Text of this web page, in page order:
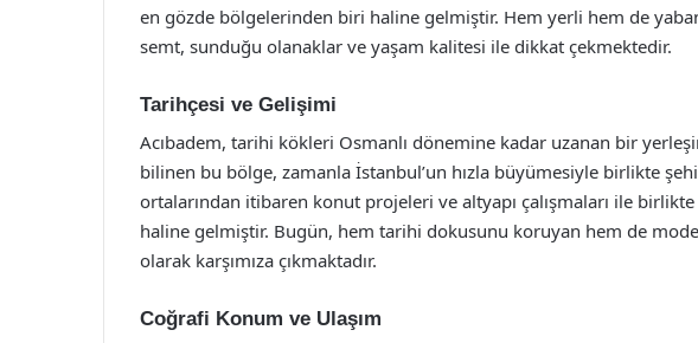
en gözde bölgelerinden biri haline gelmiştir. Hem yerli hem de
semt, sunduğu olanaklar ve yaşam kalitesi ile dikkat çekmektedir.
Tarihçesi ve Gelişimi
Acıbadem, tarihi kökleri Osmanlı dönemine kadar uzanan bir
bilinen bu bölge, zamanla İstanbul’un hızla büyümesiyle birlikte
ortalarından itibaren konut projeleri ve altyapı çalışmaları ile
haline gelmiştir. Bugün, hem tarihi dokusunu koruyan hem de
olarak karşımıza çıkmaktadır.
Coğrafi Konum ve Ulaşım